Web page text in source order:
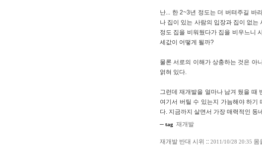
난... 한 2~3년 정도는 더 버텨주길 바
나 집이 있는 사람의 입장과 집이 없는
정도 집을 비워뒀다가 집을 비우느니
세값이 어떻게 될까?
물론 서로의 이해가 상충하는 것은 아
얽혀 있다.
그런데 재개발을 얼마나 남겨 뒀을 때
여기서 버틸 수 있는지 가늠해야 하기
다. 지금까지 살면서 가장 매력적인 동
─ tag 재개발
재개발 반대 시위 :: 2011/10/28 20:35 몸